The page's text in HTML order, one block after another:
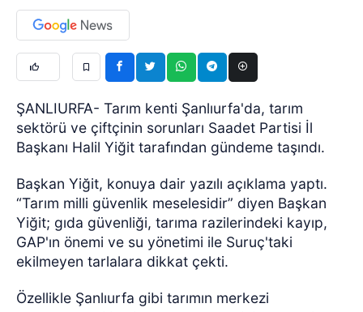
ŞANLIURFA- Tarım kenti Şanlıurfa'da, tarım
sektörü ve çiftçinin sorunları Saadet Partisi İl
Başkanı Halil Yiğit tarafından gündeme taşındı.
Başkan Yiğit, konuya dair yazılı açıklama yaptı.
“Tarım milli güvenlik meselesidir” diyen Başkan
Yiğit; gıda güvenliği, tarıma razilerindeki kayıp,
GAP'ın önemi ve su yönetimi ile Suruç'taki
ekilmeyen tarlalara dikkat çekti.
Özellikle Şanlıurfa gibi tarımın merkezi